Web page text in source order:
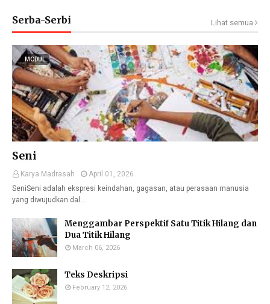
Serba-Serbi Lihat semua
MODUL
Seni
Karya Madrasah
April 01, 2026
SeniSeni adalah ekspresi keindahan, gagasan, atau perasaan manusia
yang diwujudkan dal…
Menggambar Perspektif Satu Titik Hilang dan
Dua Titik Hilang
March 06, 2026
Teks Deskripsi
February 12, 2026